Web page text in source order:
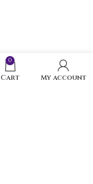
0
Cart My account